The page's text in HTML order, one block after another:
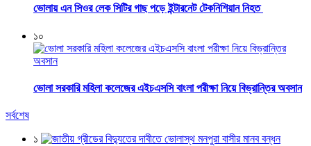
ভোলায় এন সিওর লেক সিটির গাছ পড়ে ইন্টারনেট টেকনিশিয়ান নিহত
১০
ভোলা সরকারি মহিলা কলেজের এইচএসসি বাংলা পরীক্ষা নিয়ে বিভ্রান্তির অবসান
সর্বশেষ
১